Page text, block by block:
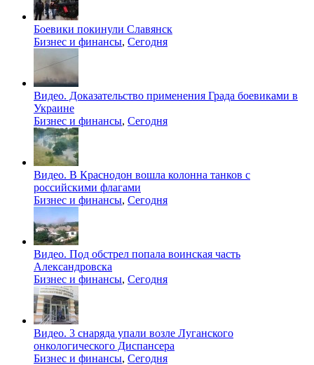
Боевики покинули Славянск
Бизнес и финансы, Сегодня
Видео. Доказательство применения Града боевиками в
Украине
Бизнес и финансы, Сегодня
Видео. В Краснодон вошла колонна танков с
российскими флагами
Бизнес и финансы, Сегодня
Видео. Под обстрел попала воинская часть
Александровска
Бизнес и финансы, Сегодня
Видео. 3 снаряда упали возле Луганского
онкологического Диспансера
Бизнес и финансы, Сегодня